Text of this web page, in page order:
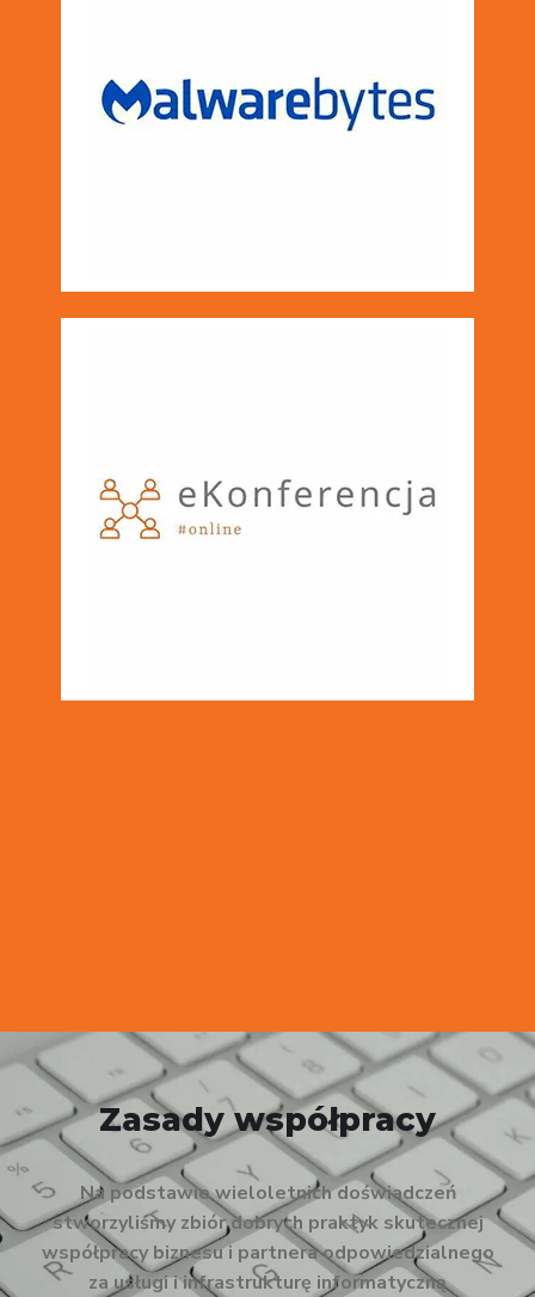
Zasady współpracy
Na podstawie wieloletnich doświadczeń
stworzyliśmy zbiór dobrych praktyk skutecznej
współpracy biznesu i partnera odpowiedzialnego
za usługi i infrastrukturę informatyczną